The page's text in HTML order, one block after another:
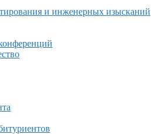
и инженерных изысканий